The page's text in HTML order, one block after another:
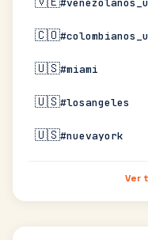
🇨🇴
🇺🇸#miami
🇺🇸#losangeles
🇺🇸#nuevayork
Ver